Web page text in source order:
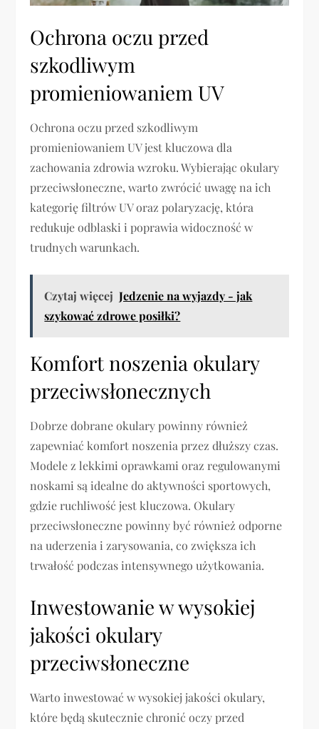
Ochrona oczu przed
szkodliwym
promieniowaniem UV
Ochrona oczu przed szkodliwym
promieniowaniem UV jest kluczowa dla
zachowania zdrowia wzroku. Wybierając okulary
przeciwsłoneczne, warto zwrócić uwagę na ich
kategorię filtrów UV oraz polaryzację, która
redukuje odblaski i poprawia widoczność w
trudnych warunkach.
Czytaj więcej Jedzenie na wyjazdy - jak
szykować zdrowe posiłki?
Komfort noszenia okulary
przeciwsłonecznych
Dobrze dobrane okulary powinny również
zapewniać komfort noszenia przez dłuższy czas.
Modele z lekkimi oprawkami oraz regulowanymi
noskami są idealne do aktywności sportowych,
gdzie ruchliwość jest kluczowa. Okulary
przeciwsłoneczne powinny być również odporne
na uderzenia i zarysowania, co zwiększa ich
trwałość podczas intensywnego użytkowania.
Inwestowanie w wysokiej
jakości okulary
przeciwsłoneczne
Warto inwestować w wysokiej jakości okulary,
które będą skutecznie chronić oczy przed